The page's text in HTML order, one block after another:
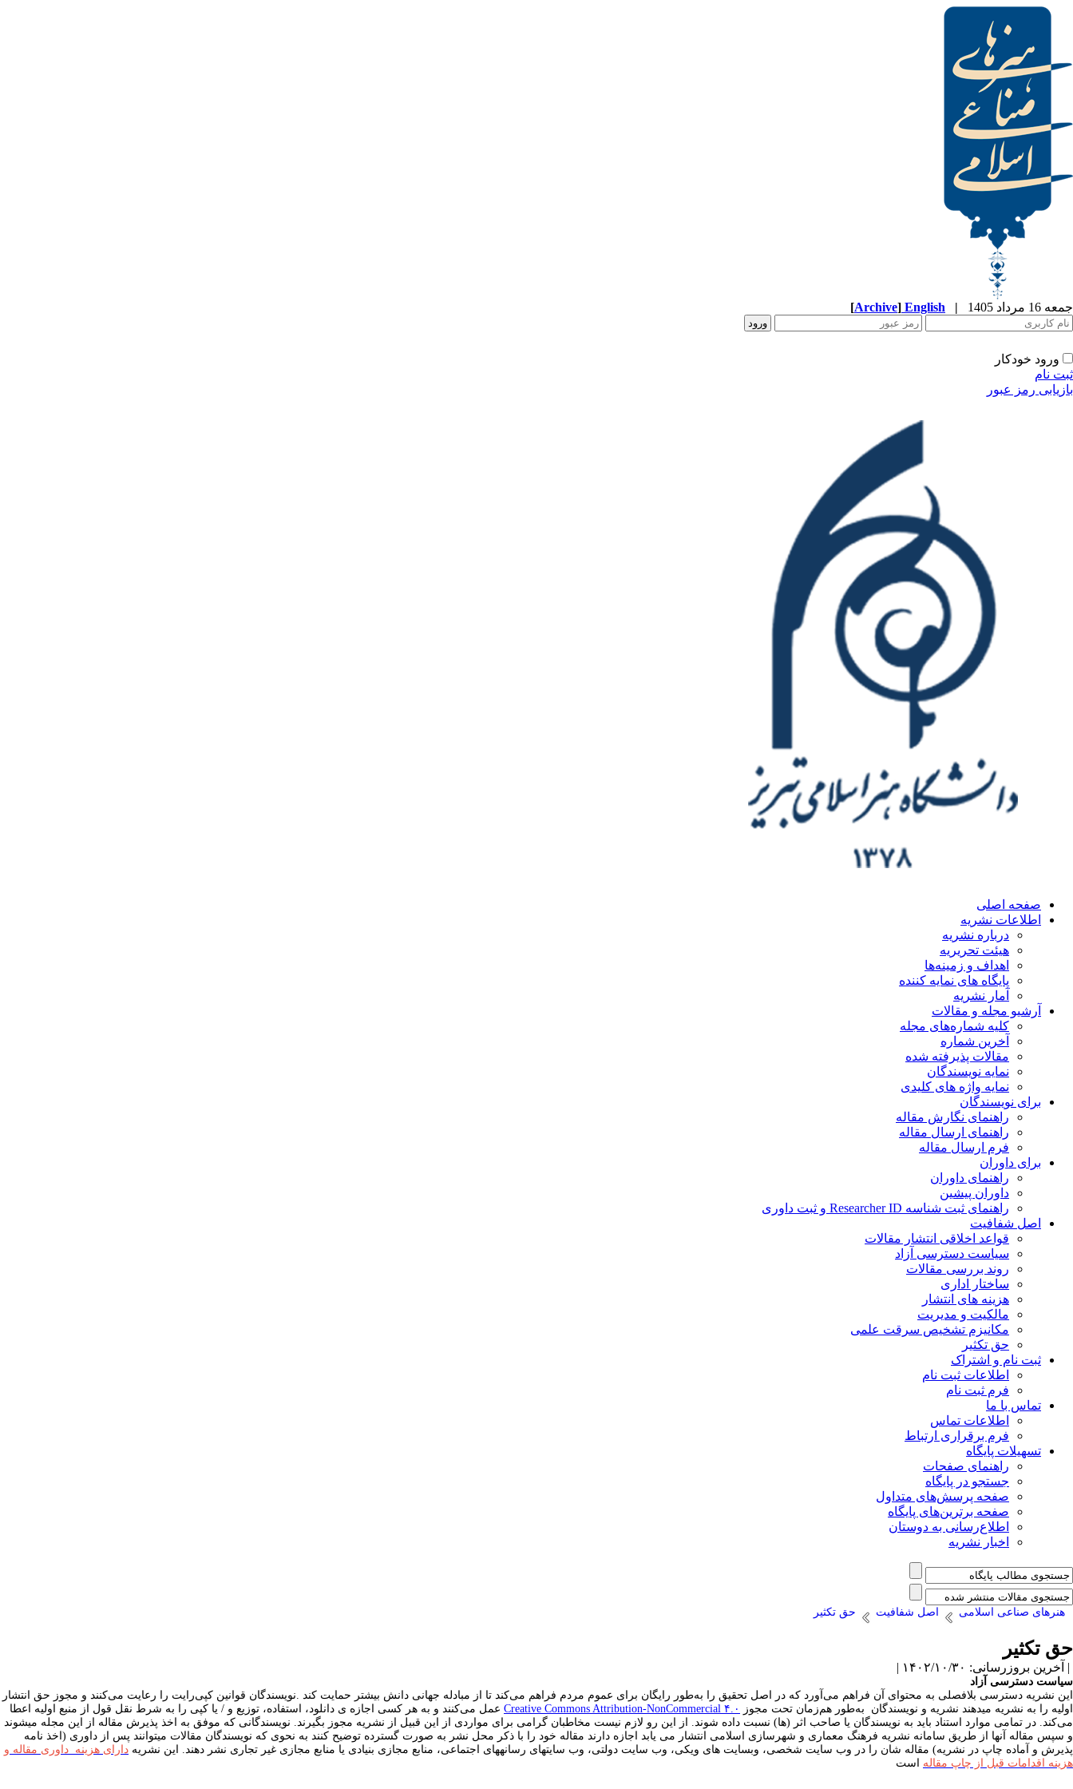
جمعه 16 مرداد 1405 |
English
[Archive]
ورود خودکار
ثبت نام
بازیابی رمز عبور
صفحه اصلی
اطلاعات نشریه
درباره نشریه
هیئت تحریریه
اهداف و زمینه‌ها
پایگاه های نمایه کننده
آمار نشریه
آرشیو مجله و مقالات
کلیه شماره‌های مجله
آخرین شماره
مقالات پذیرفته شده
نمایه نویسندگان
نمایه واژه های کلیدی
برای نویسندگان
راهنمای نگارش مقاله
راهنمای ارسال مقاله
فرم ارسال مقاله
برای داوران
راهنمای داوران
داوران پیشین
راهنمای ثبت شناسه Researcher ID و ثبت داوری
اصل شفافیت
قواعد اخلاقی انتشار مقالات
سیاست دسترسی آزاد
روند بررسی مقالات
ساختار اداری
هزینه های انتشار
مالکیت و مدیریت
ﻣﮑﺎﻧﯿﺰم ﺗﺸﺨﯿﺺ ﺳﺮﻗﺖ ﻋﻠﻤﯽ
حق تکثیر
ثبت نام و اشتراک
اطلاعات ثبت نام
فرم ثبت نام
تماس با ما
اطلاعات تماس
فرم برقراری ارتباط
تسهیلات پایگاه
راهنمای صفحات
جستجو در پایگاه
صفحه پرسش‌های متداول
صفحه برترین‌های پایگاه
اطلاع‌رسانی به دوستان
اخبار نشریه
هنرهای صناعی اسلامی اصل شفافیت حق تکثیر
حق تکثیر
| آخرین بروزرسانی: ۱۴۰۲/۱۰/۳۰ |
سیاست دسترسی آزاد
این نشریه دسترسی بلافصلی به محتوای آن فراهم می‌آورد که در اصل تحقیق را به‌طور رایگان برای عموم مردم فراهم می‌کند تا از مبادله جهانی دانش بیشتر حمایت کند .نویسندگان قوانین کپی‌رایت را رعایت می‌کنند و مجوز حق انتشار
اولیه را به نشریه می­دهند نشریه و نویسندگان به‌طور هم‌زمان تحت مجوز
Creative Commons Attribution-NonCommercial ۴.۰ عمل می‌کنند و به هر کسی اجازه ­ی دانلود، استفاده، توزیع و / یا کپی را به شرط نقل قول از منبع اولیه اعطا
می‌کند. در تمامی موارد استناد باید به نویسندگان یا صاحب اثر (ها) نسبت داده شوند. از این رو لازم نیست مخاطبان گرامی برای مواردی از این قبیل از نشریه مجوز بگیرند. نویسندگانی که موفق به اخذ پذیرش مقاله از این مجله می­شوند
و سپس مقاله آنها از طریق سامانه نشریه فرهنگ معماری و شهرسازی اسلامی انتشار می یابد اجازه دارند مقاله خود را با ذکر محل نشر به صورت گسترده توضیح کنند به نحوی که نویسندگان مقالات میتوانند پس از داوری (اخذ نامه
پذیرش و آماده چاپ در نشریه) مقاله شان را در وب سایت شخصی، وبسایت های ویکی، وب سایت دولتی، وب سایت­های رسانه­های اجتماعی، منابع مجازی بنیادی یا منابع مجازی غیر تجاری نشر دهند. این نشریه دارای هزینه­ داوری مقاله و
هزینه اقدامات قبل از چاپ مقاله است